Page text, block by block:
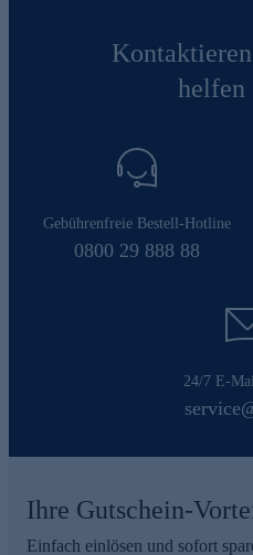
helfen
Gebührenfreie Bestell-Hotline
0800 29 888 88
24/7 E-
Ihre Gutschein-
Einfach einlösen und sofort